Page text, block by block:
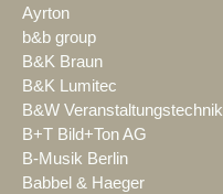
Ayrton
b&b group
B&K Braun
B&K Lumitec
B&W Veranstaltungstechnik
B+T Bild+Ton AG
B-Musik Berlin
Babbel & Haeger